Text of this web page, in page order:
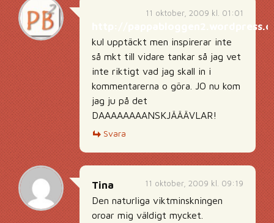
11 oktober, 2009 kl. 01:01
http://
kul upptäckt men inspirerar inte
så mkt till vidare tankar så jag vet
inte riktigt vad jag skall in i
kommentarerna o göra. JO nu kom
jag ju på det
DAAAAAAAANSKJÄÄÄVLAR!
Svara
11 oktober, 2009 kl. 09:19
Tina
Den naturliga viktminskningen
oroar mig väldigt mycket.